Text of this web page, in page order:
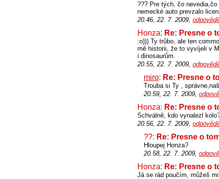
??? Pre tých, čo
nemecké auto prevzalo
20.46, 22. 7. 2009,
Honza: Re: Presne o
:o))) Ty trůbo, ale ten
mě historii, že to vyvíjeli v
i dinosaurům.
20.55, 22. 7. 2009,
miro: Re: Presne o
Trouba si Ty ,
20.59, 22. 7. 2009,
Honza: Re: Presne o
Schválně, kdo vynalezl
20.56, 22. 7. 2009,
??: Re: Presne o
Hloupej Honza?
20.58, 22. 7. 2009,
Honza: Re: Presne o
Já se rád poučím, můžeš